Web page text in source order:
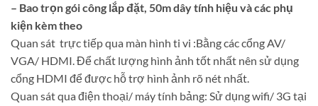
– Bao trọn gói công lắp đặt, 50m dây tính hiệu và các phụ
kiện kèm theo
Quan sát trực tiếp qua màn hình ti vi :Bằng các cổng AV/
VGA/ HDMI. Để chất lượng hình ảnh tốt nhất nên sử dụng
cổng HDMI để được hỗ trợ hình ảnh rõ nét nhất.
Quan sát qua điện thoại/ máy tính bảng: Sử dụng wifi/ 3G tại